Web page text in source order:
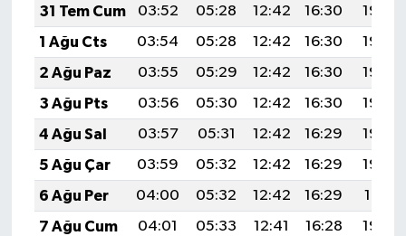
31 Tem Cum
03:52 05:28 12:42 16:30
19:46
1 Ağu Cts
03:54 05:28 12:42 16:30
19:46
2 Ağu Paz
03:55 05:29 12:42 16:30
19:45
3 Ağu Pts
03:56 05:30 12:42 16:30
19:44
4 Ağu Sal
03:57 05:31 12:42 16:29
19:43
5 Ağu Çar
03:59 05:32 12:42 16:29
19:42
6 Ağu Per
04:00 05:32 12:42 16:29
19:41
7 Ağu Cum
04:01 05:33 12:41 16:28
19:39